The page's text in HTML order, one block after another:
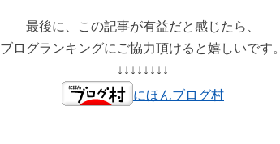
最後に、この記事が有益だと感じたら、
ブログランキングにご協力頂けると嬉しいです。
↓↓↓↓↓↓↓↓
にほんブログ村